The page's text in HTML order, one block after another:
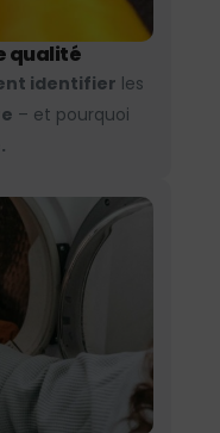
qualité
identifier les
– et pourquoi